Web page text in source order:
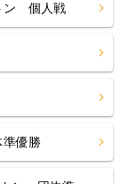
ン 個人戦
優勝